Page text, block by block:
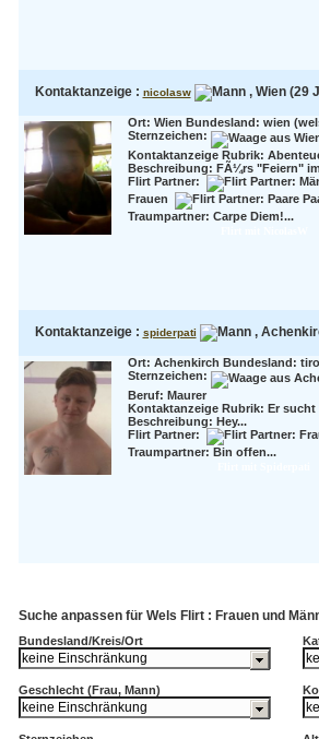
Kontaktanzeige : nicolasw , Wien (29
Ort: Wien Bundesland: wien
Sternzeichen:
Kontaktanzeige Rubrik:
Beschreibung: FÃ¼rs "Feiern"
Flirt Partner:
Frauen
Traumpartner: Carpe Diem!...
Kontaktanzeige : spiderpati ,
Ort: Achenkirch Bundesland:
Sternzeichen:
Beruf: Maurer
Kontaktanzeige Rubrik: Er sucht
Beschreibung: Hey...
Flirt Partner:
Traumpartner: Bin offen...
Suche anpassen für Wels Flirt : Frauen und
Bundesland/Kreis/Ort
Geschlecht (Frau, Mann)